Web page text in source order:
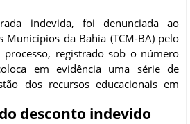
indevida, foi denunciada ao
Municípios da Bahia (TCM-BA) pelo
processo, registrado sob o número
em evidência uma série de
dos recursos educacionais em
desconto indevido